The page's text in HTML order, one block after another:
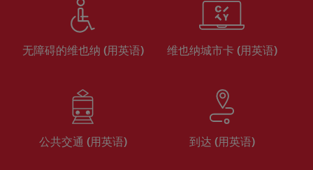
无障碍的维也纳 (用英语) 维也纳城市卡 (用英语)
公共交通 (用英语) 到达 (用英语)